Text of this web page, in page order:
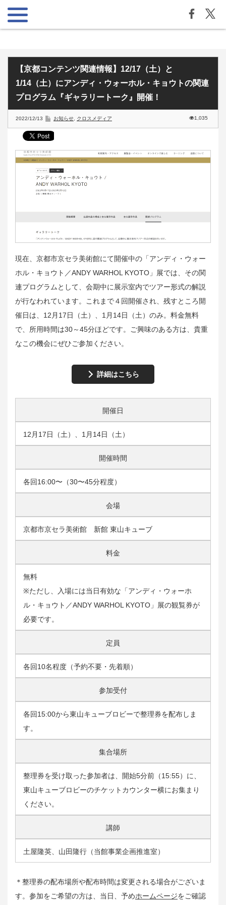
【京都コンテンツ関連情報】12/17（土）と
1/14（土）にアンディ・ウォーホル・キョウトの関連
プログラム『ギャラリートーク』開催！
2022/12/13 お知らせ クロスメディア 1,035
現在、京都市京セラ美術館にて開催中の「アンディ・ウォー
ホル・キョウト／ANDY WARHOL KYOTO」展では、その関
連プログラムとして、会期中に展示室内でツアー形式の解説
が行なわれています。これまで４回開催され、残すところ開
催日は、12月17日（土）、1月14日（土）のみ。料金無料
で、所用時間は30～45分ほどです。ご興味のある方は、貴重
なこの機会にぜひご参加ください。
詳細はこちら
開催日
12月17日（土）、1月14日（土）
開催時間
各回16:00〜（30〜45分程度）
会場
京都市京セラ美術館 新館 東山キューブ
料金
無料
※ただし、入場には当日有効な「アンディ・ウォーホ
ル・キョウト／ANDY WARHOL KYOTO」展の観覧券が
必要です。
定員
各回10名程度（予約不要・先着順）
参加受付
各回15:00から東山キューブロビーで整理券を配布しま
す。
集合場所
整理券を受け取った参加者は、開始5分前（15:55）に、
東山キューブロビーのチケットカウンター横にお集まり
ください。
講師
土屋隆英、山田隆行（当館事業企画推進室）
＊整理券の配布場所や配布時間は変更される場合がございま
す。参加をご希望の方は、当日、予めホームページをご確認